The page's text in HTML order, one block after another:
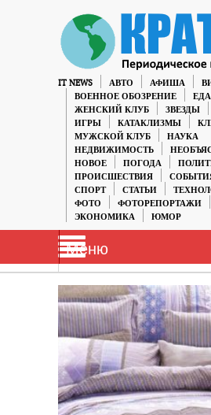
IT NEWS АВТО АФИША
ВОЕННОЕ ОБОЗРЕНИЕ
ЕДА
ЖЕНСКИЙ КЛУБ
ЗВЕЗДЫ
ИГРЫ
КАТАКЛИЗМЫ
МУЖСКОЙ КЛУБ
НАУКА
НЕДВИЖИМОСТЬ
НОВОЕ
ПОГОДА
ПРОИСШЕСТВИЯ
СПОРТ
СТАТЬИ
ФОТО
ФОТОРЕПОРТАЖИ
ЭКОНОМИКА
ЮМОР
Меню